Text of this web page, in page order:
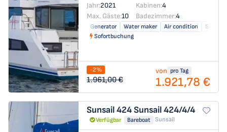
Jahr:2021 Kabinen:4
Max. Gäste:10 Badezimmer:4
Generator Water maker Air condition
Solar
Sofortbuchung
-2%
1.961,00 €
von pro Tag
1.921,78 €
Sunsail 424Sunsail 424/4/4
Verfügbar Bareboat Sunsail